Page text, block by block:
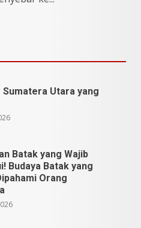
Cuma Medan dan
Sumatera Utara yang
Batak yang Wajib
Budaya Batak yang
Orang